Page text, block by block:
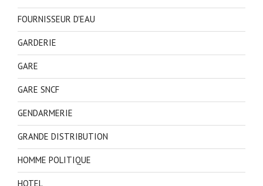
FOURNISSEUR D'EAU
GARDERIE
GARE
GARE SNCF
GENDARMERIE
GRANDE DISTRIBUTION
HOMME POLITIQUE
HOTEL